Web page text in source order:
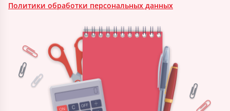
Политики обработки персональных данных